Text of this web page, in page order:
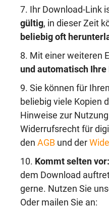
7. Ihr Download-Link
gültig, in dieser Zeit
beliebig oft
8. Mit einer weiteren
und automatisch Ihre
9. Sie können für Ihren
beliebig viele Kopien
Hinweise zur
Widerrufsrecht für
den AGB und der
10. Kommt selten vor:
dem Download
gerne. Nutzen Sie
Oder mailen Sie an: